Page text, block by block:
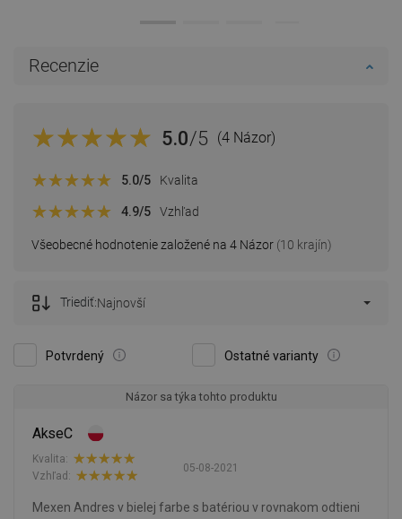
Recenzie
5.0/5 (4 Názor)
Všeobecné hodnotenie založené na 4 Názor (10 krajín)
5.0/5 Kvalita
4.9/5 Vzhľad
Potvrdený Ostatné varianty
Triediť:Najnovší
Názor sa týka tohto produktu
AkseC
05-08-2021
Kvalita:
Vzhľad:
Mexen Andres v bielej farbe s batériou v rovnakom odtieni